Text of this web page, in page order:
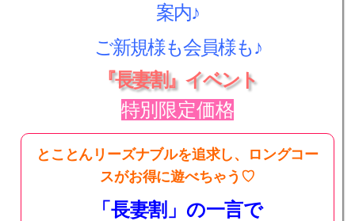
案内♪
ご新規様も会員様も♪
『長妻割』イベント
特別限定価格
とことんリーズナブルを追求し、ロングコー
スがお得に遊べちゃう♡
「長妻割」の一言で